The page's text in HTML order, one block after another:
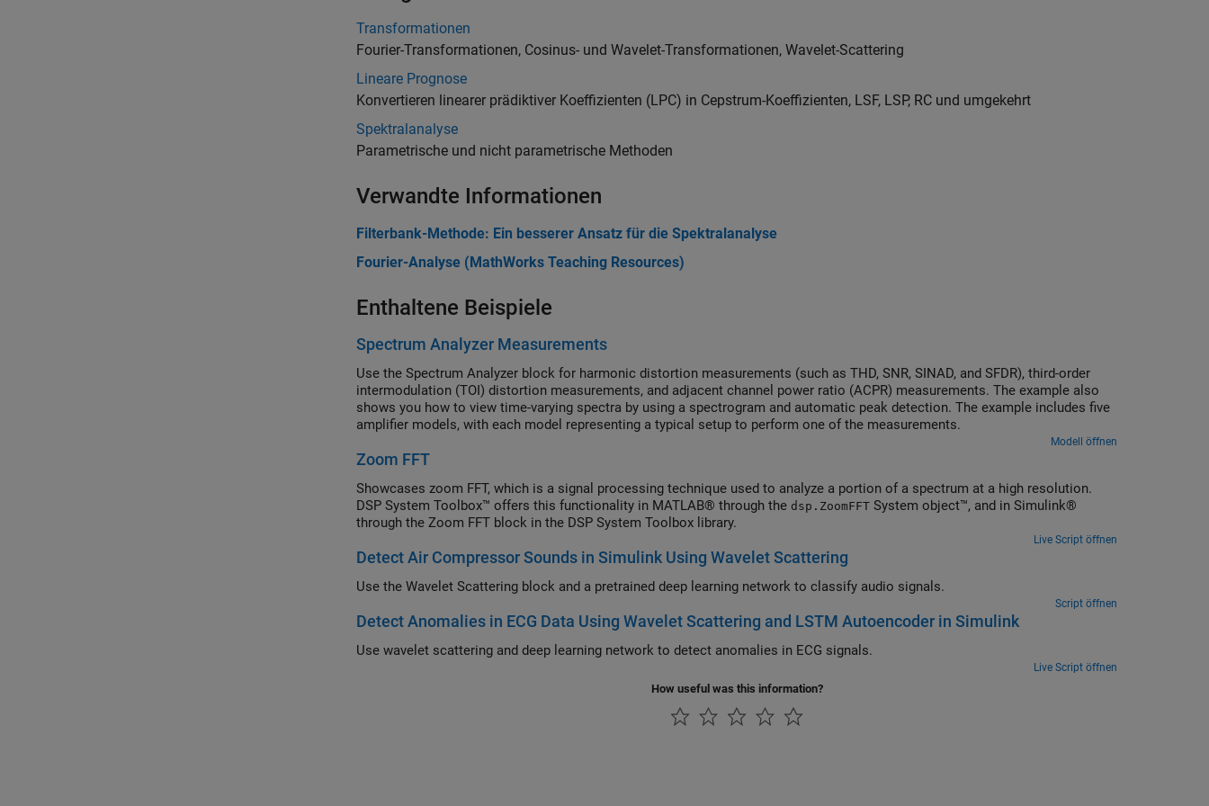
Transformationen
Fourier-Transformationen, Cosinus- und Wavelet-Transformationen, Wavelet-Scattering
Lineare Prognose
Konvertieren linearer prädiktiver Koeffizienten (LPC) in Cepstrum-Koeffizienten, LSF, LSP, RC und umgekehrt
Spektralanalyse
Parametrische und nicht parametrische Methoden
Verwandte Informationen
Filterbank-Methode: Ein besserer Ansatz für die Spektralanalyse
Fourier-Analyse (MathWorks Teaching Resources)
Enthaltene Beispiele
Spectrum Analyzer Measurements
Use the Spectrum Analyzer block for harmonic distortion measurements (such as THD, SNR, SINAD, and SFDR), third-order
intermodulation (TOI) distortion measurements, and adjacent channel power ratio (ACPR) measurements. The example also
shows you how to view time-varying spectra by using a spectrogram and automatic peak detection. The example includes five
amplifier models, with each model representing a typical setup to perform one of the measurements.
Modell öffnen
Zoom FFT
Showcases zoom FFT, which is a signal processing technique used to analyze a portion of a spectrum at a high resolution.
DSP System Toolbox™ offers this functionality in MATLAB® through the dsp.ZoomFFT System object™, and in Simulink®
through the Zoom FFT block in the DSP System Toolbox library.
Live Script öffnen
Detect Air Compressor Sounds in Simulink Using Wavelet Scattering
Use the Wavelet Scattering block and a pretrained deep learning network to classify audio signals.
Script öffnen
Detect Anomalies in ECG Data Using Wavelet Scattering and LSTM Autoencoder in Simulink
Use wavelet scattering and deep learning network to detect anomalies in ECG signals.
Live Script öffnen
How useful was this information?